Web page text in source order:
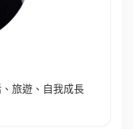
旅遊、自我成長